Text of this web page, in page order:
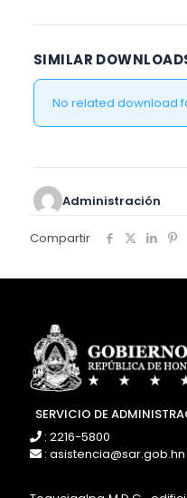
SIMILAR
No related download
Administración
Compartir
SERVICIO DE
: 2216-5800
: asistencia@sar.gob.hn